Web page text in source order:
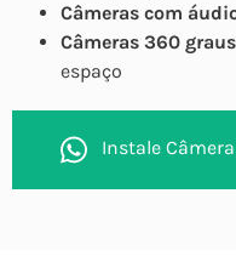
Câmeras com
Câmeras 360 graus
espaço
Instale